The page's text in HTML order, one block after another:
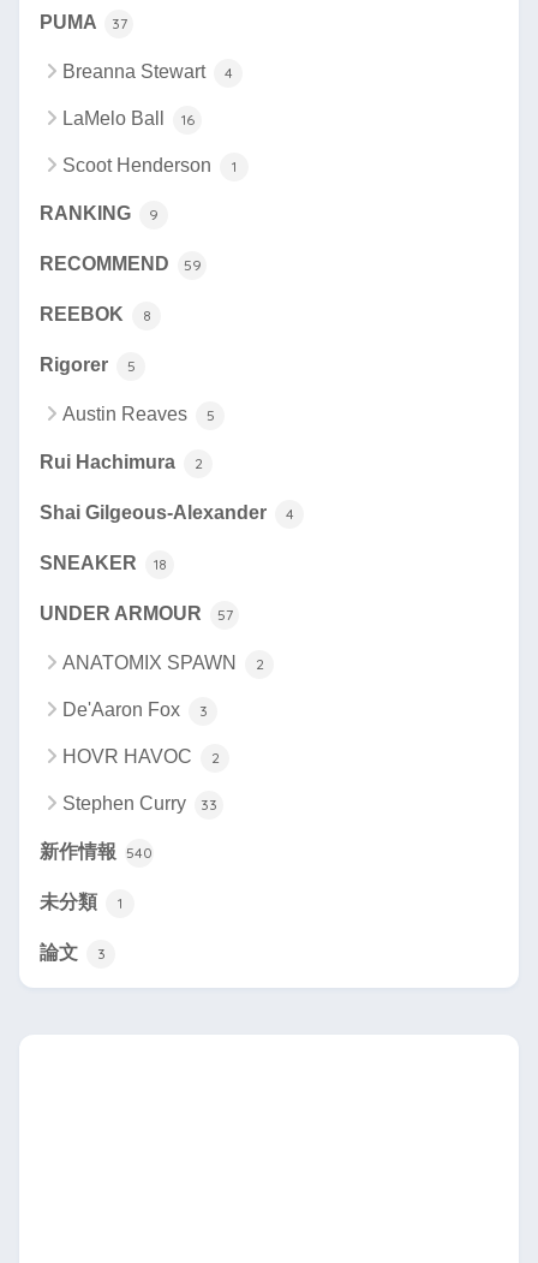
PUMA 37
Breanna Stewart 4
LaMelo Ball 16
Scoot Henderson 1
RANKING 9
RECOMMEND 59
REEBOK 8
Rigorer 5
Austin Reaves 5
Rui Hachimura 2
Shai Gilgeous-Alexander 4
SNEAKER 18
UNDER ARMOUR 57
ANATOMIX SPAWN 2
De'Aaron Fox 3
HOVR HAVOC 2
Stephen Curry 33
新作情報 540
未分類 1
論文 3